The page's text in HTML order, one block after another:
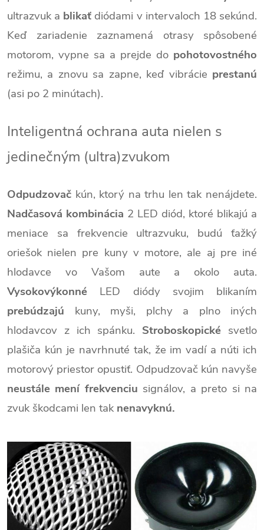
ultrazvuk a blikať diódami v intervaloch 18 sekúnd.
Keď zariadenie zaznamená otrasy spôsobené
motorom, vypne sa a prejde do pohotovostného
režimu, a znovu sa zapne, keď vibrácie prestanú
(asi po 2 minútach).
Inteligentná ochrana auta nielen s
jedinečným (ultra)zvukom
Odpudzovač kún, ktorý na trhu len tak nenájdete.
Nadčasová kombinácia 2 LED diód, ktoré blikajú a
meniace sa frekvencie ultrazvuku, budú ťažký
oriešok nielen pre kuny v motore, ale aj pre iné
hlodavce vo Vašom aute a okolo auta.
Vysokovýkonné LED diódy svojim blikaním
prebúdzajú kuny, myši, plchy a plno iných
hlodavcov z ich spánku. Stroboskopické svetlo
plašiča kún je navrhnuté tak, že im vadí a núti ich
motorový priestor opustiť. Odpudzovač kún navyše
neustále mení frekvenciu signálov, a preto si na
zvuk škodcami len tak nenavyknú.